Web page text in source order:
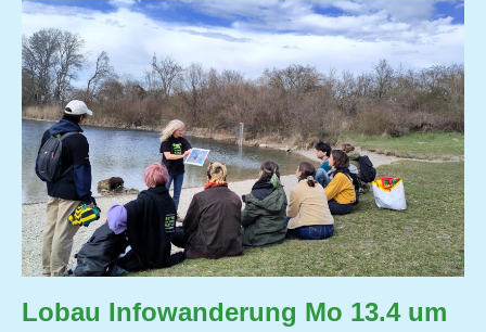
Lobau Infowanderung Mo 13.4 um